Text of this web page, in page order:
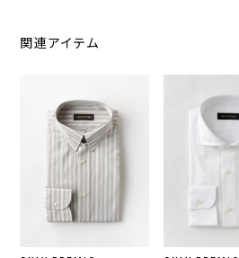
関連アイテム